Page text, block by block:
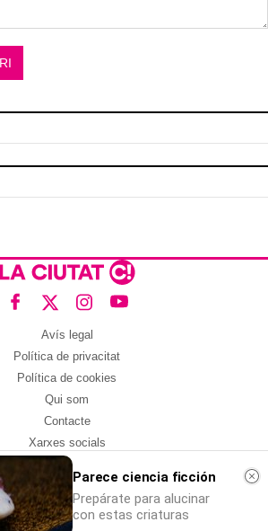
Avís legal
Política de privacitat
Política de cookies
Qui som
Contacte
Xarxes socials
Amb col·laboració de:Parece ciencia ficción
Prepárate para alucinar
con estas criaturas